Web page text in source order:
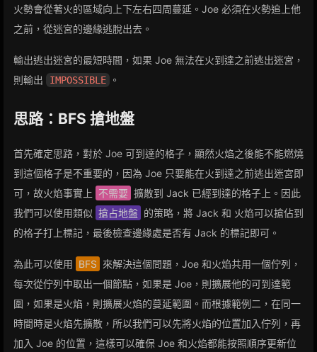
火勢會從著火的區域向上下左右四周蔓延。Joe 必須在火勢追上他
之前，從迷宮的邊緣逃脫出去。
輸出逃出迷宮的最短時間，如果 Joe 無法在火到達之前逃出迷宮，
則輸出
IMPOSSIBLE 。
思路：BFS 搶地盤
首先確定思路，對於 Joe 可到達的格子，顯然火焰之後能不能燃燒
到這個格子是不重要的，因為 Joe 只要能在火到達之前逃出迷宮即
可，故火焰事實上 不需要 擴散到 Jack 已經到達的格子上。因此
我們可以使用類似 搶占地盤 的策略，將 Jack 和 火焰可以搶佔到
的格子打上標記，最後檢查邊緣處是否有 Jack 的標記即可。
為此可以使用 BFS 來解決這個問題，Joe 和火焰共用一個佇列，
每次從佇列中取出一個節點，如果是 Joe，則擴展他的可到達範
圍，如果是火焰，則擴展火焰的蔓延範圍。而根據範例二，在同一
時間時是火焰先擴散，所以我們可以先將火焰的位置加入佇列，再
加入 Joe 的位置，這樣可以確保 Joe 和火焰都能按照順序更新位